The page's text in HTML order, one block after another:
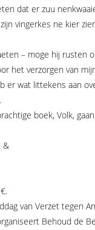
dat er zuu
vingerkes ne kier
– moge hij rusten
het verzorgen van
er wat littekens aan
boek, Volk,
&
van Verzet tegen
Behoud de